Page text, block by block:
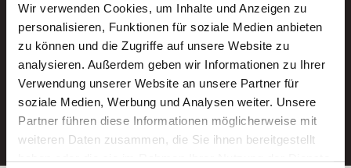
Wir verwenden Cookies, um Inhalte und Anzeigen zu
personalisieren, Funktionen für soziale Medien anbieten
zu können und die Zugriffe auf unsere Website zu
analysieren. Außerdem geben wir Informationen zu Ihrer
Verwendung unserer Website an unsere Partner für
soziale Medien, Werbung und Analysen weiter. Unsere
Partner führen diese Informationen möglicherweise mit
weiteren Daten zusammen, die Sie ihnen bereitgestellt
Neue Stellen per E-Mail.
Ein kostenloser Service von AWO
Jobs.
E-Mail-Adresse eintragen